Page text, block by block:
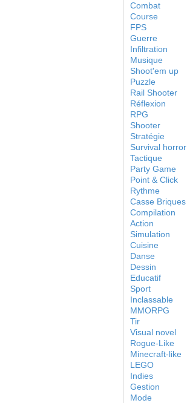
Combat
Course
FPS
Guerre
Infiltration
Musique
Shoot'em up
Puzzle
Rail Shooter
Réflexion
RPG
Shooter
Stratégie
Survival horror
Tactique
Party Game
Point & Click
Rythme
Casse Briques
Compilation
Action
Simulation
Cuisine
Danse
Dessin
Educatif
Sport
Inclassable
MMORPG
Tir
Visual novel
Rogue-Like
Minecraft-like
LEGO
Indies
Gestion
Mode